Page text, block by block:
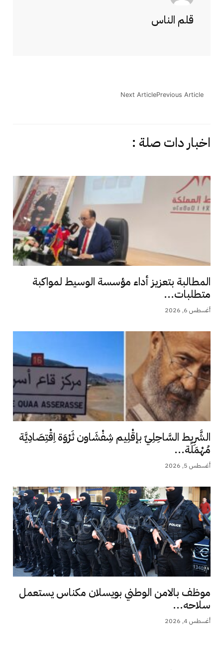
قلم الناس
Previous Article
Next Article
اخبار دات صلة :
المطالبة بتعزيز أداء مؤسسة الوسيط لمواكبة
متطلبات...
أغسطس 6, 2026
الشَّرِيط السَّاحِلِيّ بإقْلِيم شِفْشَاون ثَرْوَة اِقْتِصَادِيَّة
مُهْمَلَة...
أغسطس 5, 2026
موظف بالامن الوطني بويسلان مكناس يستعمل
سلاحه...
أغسطس 4, 2026